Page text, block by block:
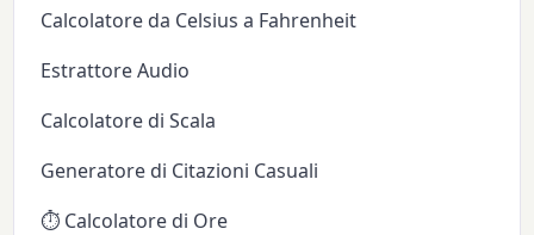
Calcolatore da Celsius a Fahrenheit
Estrattore Audio
Calcolatore di Scala
Generatore di Citazioni Casuali
⏱️ Calcolatore di Ore